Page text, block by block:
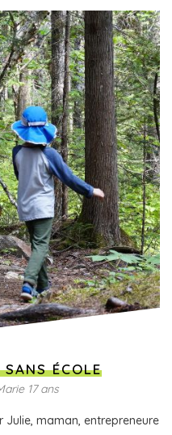
ÉCOLE
17 ans
maman, entrepreneure